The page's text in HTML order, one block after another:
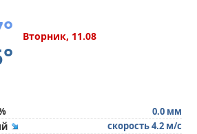
Вторник, 11.08
0.0 мм
скорость 4.2 м/с